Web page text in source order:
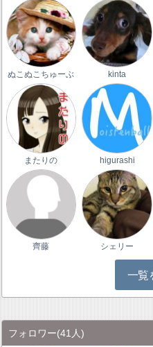
ぬこぬこちゅーぶ kinta
またりの higurashi
齊藤 シェリー
一覧
フォロワー(41人)